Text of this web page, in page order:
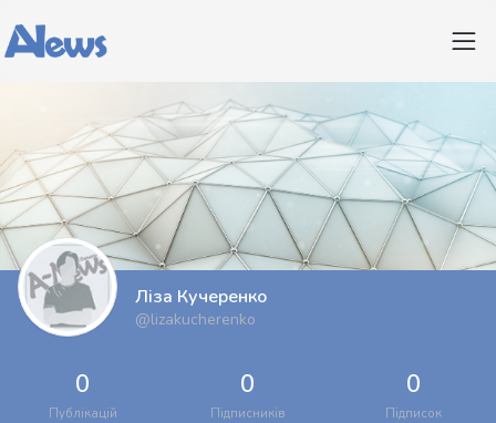
Ліза Кучеренко
@lizakucherenko
0
Публікацій
0
Підписників
0
Підписок